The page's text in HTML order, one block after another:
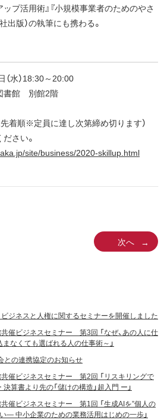
プ活用術』『小規模事業者のためのやさ
出版）の執筆にも携わる。
（水）18:30～20:00
書館 別館2階
着順※定員に達し次第締め切ります）
さい。
site/business/2020-skillup.html
次へ
ジネスと人権に関するセミナーを開催しました
催ビジネスセミナー 第3回 「なぜ、あの人に仕
なくても選ばれる人の仕事術～」
との連携協定のお知らせ
催ビジネスセミナー 第2回 「リスキリングで
算書より先の「儲けの構造」超入門 ー」
催ビジネスセミナー 第1回 「生成AIを”個人の
― 中小企業のための業務活用はじめの一歩」